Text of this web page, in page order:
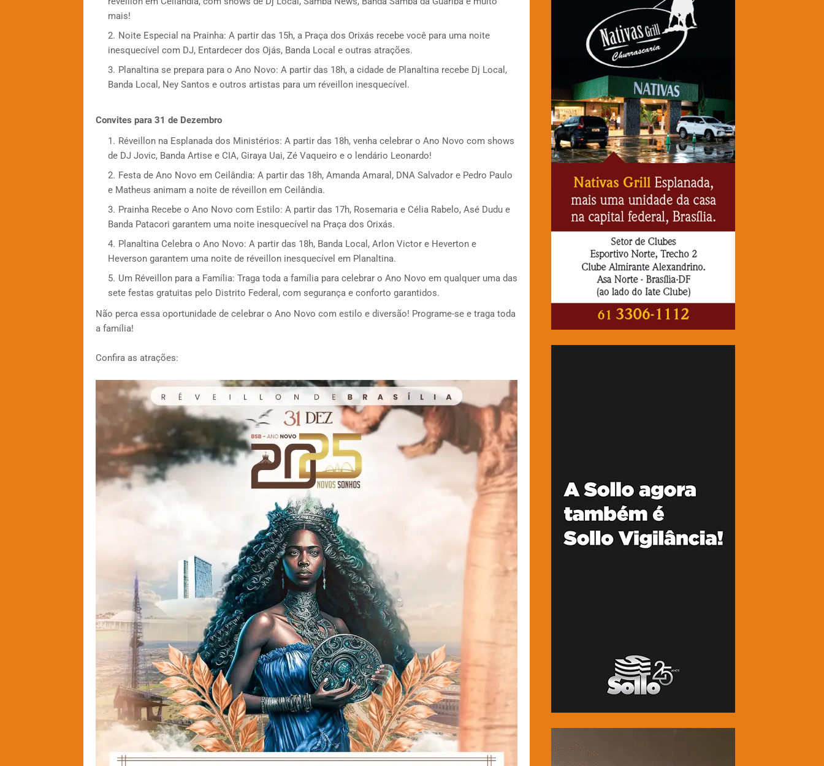
mais!
Noite Especial na Prainha: A partir das 15h, a Praça dos Orixás recebe você para uma noite
inesquecível com DJ, Entardecer dos Ojás, Banda Local e outras atrações.
Planaltina se prepara para o Ano Novo: A partir das 18h, a cidade de Planaltina recebe Dj Local,
Banda Local, Ney Santos e outros artistas para um réveillon inesquecível.
Convites para 31 de Dezembro
Réveillon na Esplanada dos Ministérios: A partir das 18h, venha celebrar o Ano Novo com shows
de DJ Jovic, Banda Artise e CIA, Giraya Uai, Zé Vaqueiro e o lendário Leonardo!
Festa de Ano Novo em Ceilândia: A partir das 18h, Amanda Amaral, DNA Salvador e Pedro Paulo
e Matheus animam a noite de réveillon em Ceilândia.
Prainha Recebe o Ano Novo com Estilo: A partir das 17h, Rosemaria e Célia Rabelo, Asé Dudu e
Banda Patacori garantem uma noite inesquecível na Praça dos Orixás.
Planaltina Celebra o Ano Novo: A partir das 18h, Banda Local, Arlon Victor e Heverton e
Heverson garantem uma noite de réveillon inesquecível em Planaltina.
Um Réveillon para a Família: Traga toda a família para celebrar o Ano Novo em qualquer uma das
sete festas gratuitas pelo Distrito Federal, com segurança e conforto garantidos.
Não perca essa oportunidade de celebrar o Ano Novo com estilo e diversão! Programe-se e traga toda
a família!
Confira as atrações: